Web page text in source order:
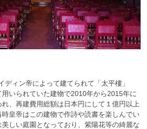
ディン帝によって建てられて「太平樓」
いられていた建物で2010年から2015年に
、再建費用総額は日本円にして１億円以上
皇帝はこの建物で作詩や読書を楽しんでい
美しい庭園となっており、紫陽花等の綺麗な